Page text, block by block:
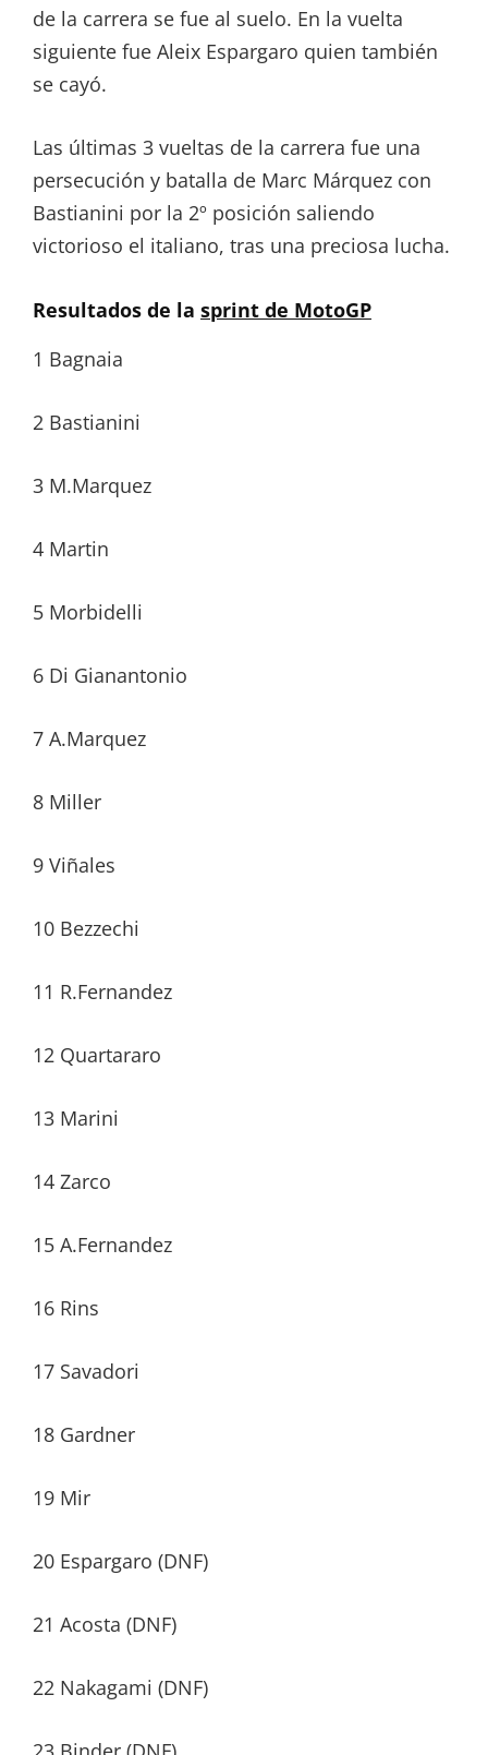
de la carrera se fue al suelo. En la vuelta
siguiente fue Aleix Espargaro quien también
se cayó.
Las últimas 3 vueltas de la carrera fue una
persecución y batalla de Marc Márquez con
Bastianini por la 2º posición saliendo
victorioso el italiano, tras una preciosa lucha.
Resultados de la sprint de MotoGP
1 Bagnaia
2 Bastianini
3 M.Marquez
4 Martin
5 Morbidelli
6 Di Gianantonio
7 A.Marquez
8 Miller
9 Viñales
10 Bezzechi
11 R.Fernandez
12 Quartararo
13 Marini
14 Zarco
15 A.Fernandez
16 Rins
17 Savadori
18 Gardner
19 Mir
20 Espargaro (DNF)
21 Acosta (DNF)
22 Nakagami (DNF)